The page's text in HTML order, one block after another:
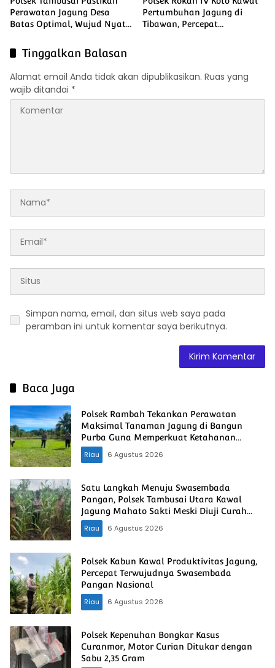
Perawatan Jagung Desa
Batas Optimal, Wujud Nyata
Pertumbuhan Jagung di
Tibawan, Percepat
Tinggalkan Balasan
Alamat email Anda tidak akan dipublikasikan. Ruas yang
wajib ditandai *
Simpan nama, email, dan situs web saya pada
peramban ini untuk komentar saya berikutnya.
Baca Juga
Polsek Rambah Tekankan Perawatan
Maksimal Tanaman Jagung di Bangun
Purba Guna Memperkuat Ketahanan
Pangan Nasional
Riau 6 Agustus 2026
Satu Langkah Menuju Swasembada
Pangan, Polsek Tambusai Utara Kawal
Jagung Mahato Sakti Meski Diuji Curah
Hujan
Riau 6 Agustus 2026
Polsek Kabun Kawal Produktivitas Jagung,
Percepat Terwujudnya Swasembada
Pangan Nasional
Riau
6 Agustus 2026
Polsek Kepenuhan Bongkar Kasus
Curanmor, Motor Curian Ditukar dengan
Sabu 2,35 Gram